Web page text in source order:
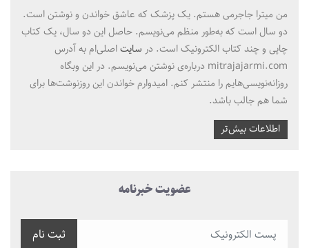
من میترا جاجرمی هستم. یک پزشک که عاشق خواندن و نوشتن است.
دو سال است که به‌طور منظم می‌نویسم. حاصل این دو سال، یک کتاب
چاپی و چند کتاب الکترونیک است. در سایتاصلی‌ام به آدرس
mitrajajarmi.com درباره‌ی نوشتن می‌نویسم. در این وبگاه
روزانه‌نویسی‌هایم را منتشر کنم. امیدوارم خواندن این روزنوشت‌ها برای
شما هم جالب باشد.
اطلاعات بیش‌تر
عضویت خبرنامه
ثبت نام